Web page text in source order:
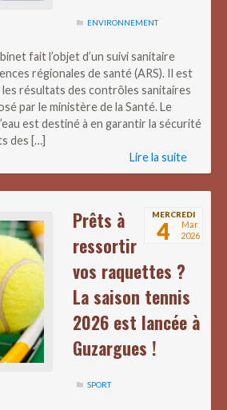
ENVIRONNEMENT
fait l’objet d’un suivi sanitaire
régionales de santé (ARS). Il est
les résultats des contrôles sanitaires
par le ministère de la Santé. Le
est destiné à en garantir la sécurité
des […]
Lire la suite
MERCREDI
4
Mar
2026
Prêts à
ressortir
vos raquettes ?
La saison tennis
2026 est lancée à
Guzargues !
SPORT